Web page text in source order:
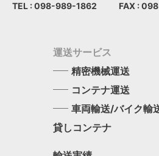
TEL : 098-989-1862
FAX :
運送サービス
精密機械運送
コンテナ運送
車両輸送/バイク輸
貸しコンテナ